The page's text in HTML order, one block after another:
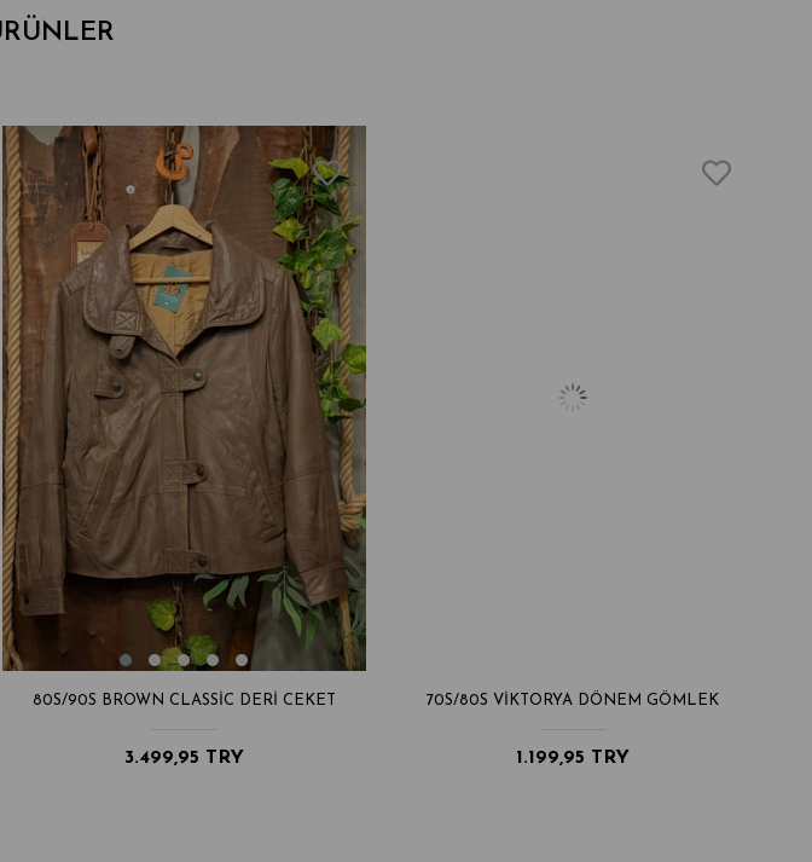
80S/90S BROWN CLASSIC DERI CEKET
3.499,95 TRY
70S/80S VIKTORYA DÖNEM GÖMLEK
1.199,95 TRY